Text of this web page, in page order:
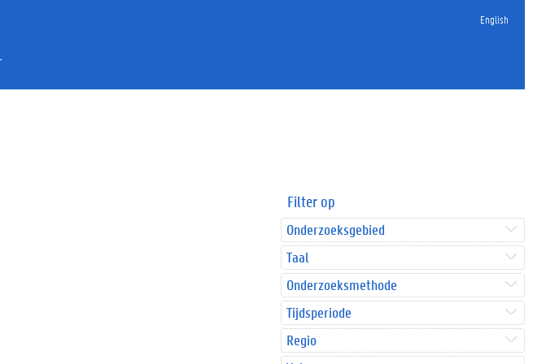
English
Filter op
Onderzoeksgebied
Taal
Onderzoeksmethode
Tijdsperiode
Regio